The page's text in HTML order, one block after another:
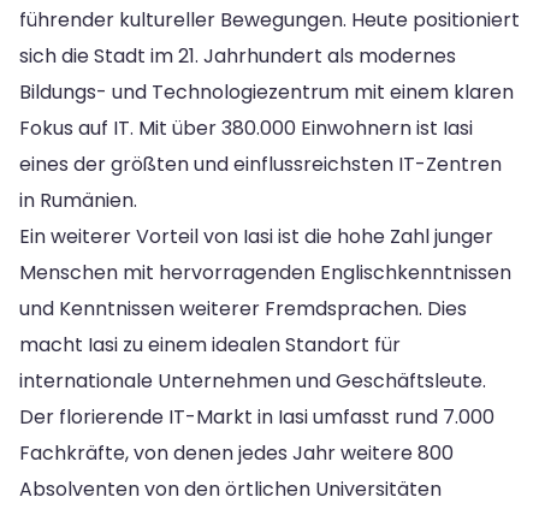
führender kultureller Bewegungen. Heute positioniert
sich die Stadt im 21. Jahrhundert als modernes
Bildungs- und Technologiezentrum mit einem klaren
Fokus auf IT. Mit über 380.000 Einwohnern ist Iasi
eines der größten und einflussreichsten IT-Zentren
in Rumänien.
Ein weiterer Vorteil von Iasi ist die hohe Zahl junger
Menschen mit hervorragenden Englischkenntnissen
und Kenntnissen weiterer Fremdsprachen. Dies
macht Iasi zu einem idealen Standort für
internationale Unternehmen und Geschäftsleute.
Der florierende IT-Markt in Iasi umfasst rund 7.000
Fachkräfte, von denen jedes Jahr weitere 800
Absolventen von den örtlichen Universitäten